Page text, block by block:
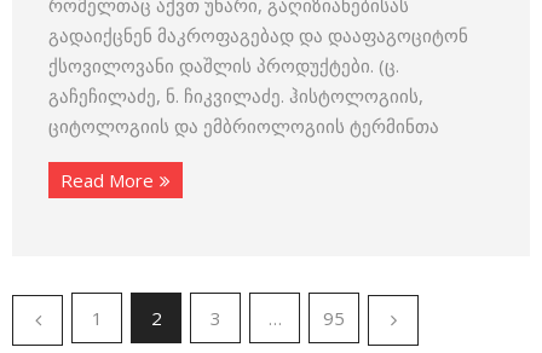
რომელთაც აქვთ უნარი, გაღიზიანებისას
გადაიქცნენ მაკროფაგებად და დააფაგოციტონ
ქსოვილოვანი დაშლის პროდუქტები. (ც.
გაჩეჩილაძე, ნ. ჩიკვილაძე. ჰისტოლოგიის,
ციტოლოგიის და ემბრიოლოგიის ტერმინთა
Read More
1 2 3 … 95